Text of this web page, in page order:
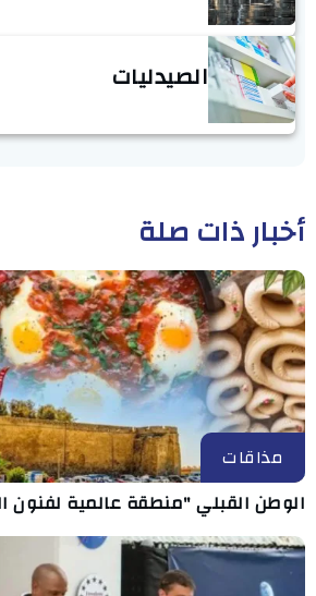
الصيدليات
أخبار ذات صلة
مذاقات
الوطن القبلي "منطقة عالمية لفنون